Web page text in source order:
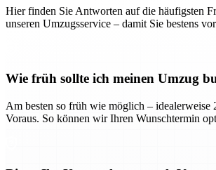
Hier finden Sie Antworten auf die häufigsten
unseren Umzugsservice – damit Sie bestens
Wie früh sollte ich meinen Umzug
Am besten so früh wie möglich – idealerweise
Voraus. So können wir Ihren Wunschtermin